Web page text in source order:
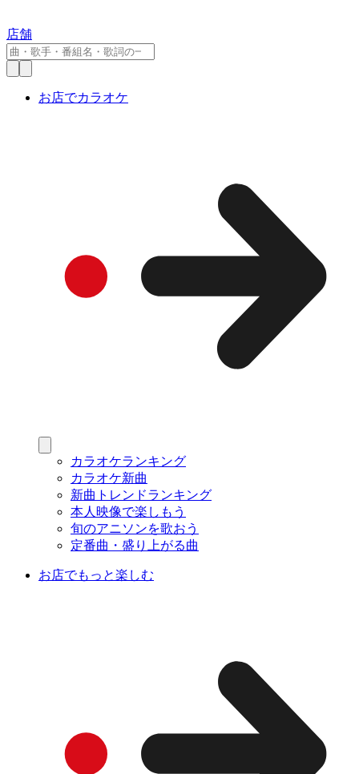
店舗
お店でカラオケ
カラオケランキング
カラオケ新曲
新曲トレンドランキング
本人映像で楽しもう
旬のアニソンを歌おう
定番曲・盛り上がる曲
お店でもっと楽しむ